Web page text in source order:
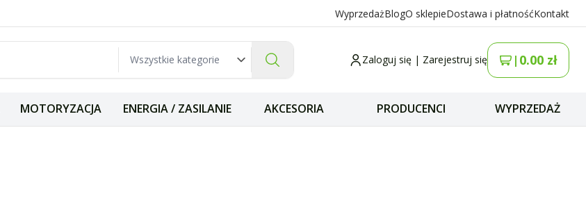
WyprzedażBlogO sklepieDostawa i płatnośćKontakt
Zaloguj się | Zarejestruj się | 0.00 zł
MOTORYZACJA ENERGIA / ZASILANIE AKCESORIA PRODUCENCI WYPRZEDAŻ